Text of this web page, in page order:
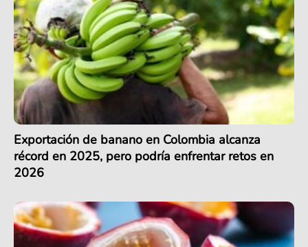
Exportación de banano en Colombia alcanza
récord en 2025, pero podría enfrentar retos en
2026